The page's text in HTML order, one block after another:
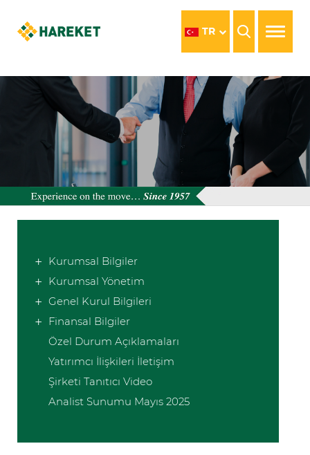
TR
Kurumsal Bilgiler
Kurumsal Yönetim
Genel Kurul Bilgileri
Finansal Bilgiler
Özel Durum Açıklamaları
Yatırımcı İlişkileri İletişim
Şirketi Tanıtıcı Video
Analist Sunumu Mayıs 2025